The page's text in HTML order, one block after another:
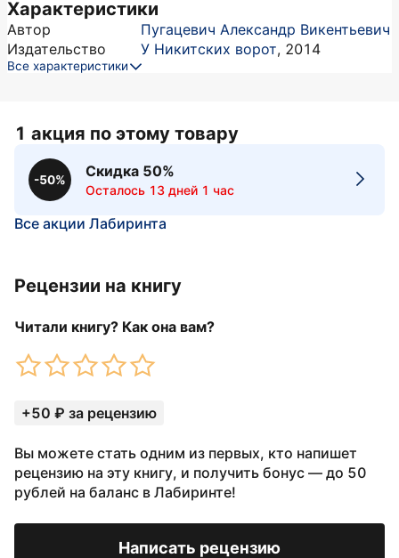
Характеристики
Автор
Пугацевич Александр Викентьевич
Издательство
У Никитских ворот, 2014
Все характеристики
1 акция по этому товару
-50%
Скидка 50%
Осталось 13 дней 1 час
Все акции Лабиринта
Рецензии на книгу
Читали книгу? Как она вам?
+50 ₽ за рецензию
Вы можете стать одним из первых, кто напишет
рецензию на эту книгу, и получить бонус — до 50
рублей на баланс в Лабиринте!
Написать рецензию